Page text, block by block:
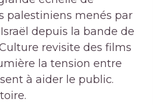
palestiniens menés par
depuis la bande de
revisite des films
la tension entre
à aider le public.